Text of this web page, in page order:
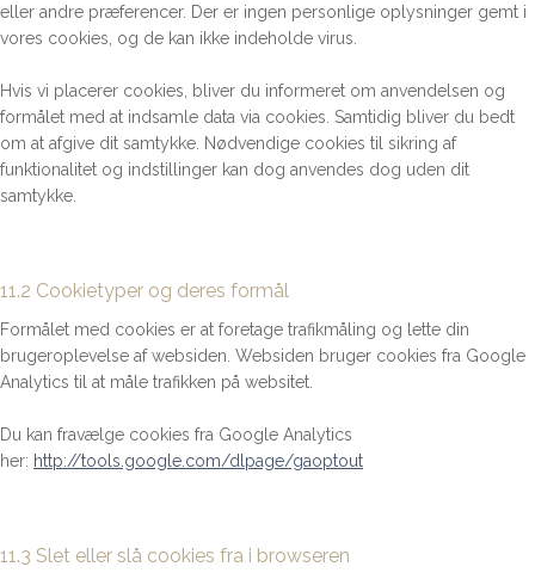
eller andre præferencer. Der er ingen personlige oplysninger gemt i
vores cookies, og de kan ikke indeholde virus.
Hvis vi placerer cookies, bliver du informeret om anvendelsen og
formålet med at indsamle data via cookies. Samtidig bliver du bedt
om at afgive dit samtykke. Nødvendige cookies til sikring af
funktionalitet og indstillinger kan dog anvendes dog uden dit
samtykke.
11.2 Cookietyper og deres formål
Formålet med cookies er at foretage trafikmåling og lette din
brugeroplevelse af websiden. Websiden bruger cookies fra Google
Analytics til at måle trafikken på websitet.
Du kan fravælge cookies fra Google Analytics
her: http://tools.google.com/dlpage/gaoptout
11.3 Slet eller slå cookies fra i browseren